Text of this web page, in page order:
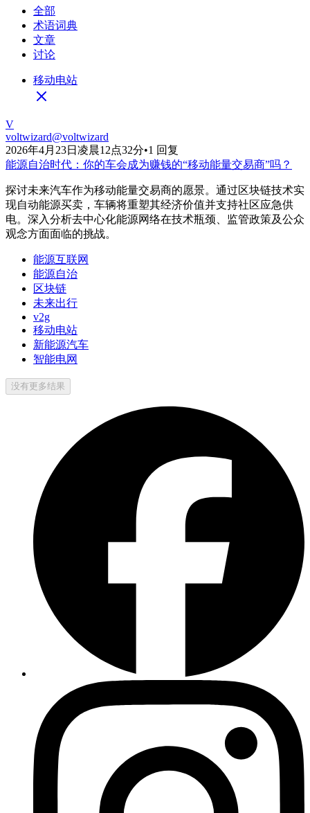
全部
术语词典
文章
讨论
移动电站
V
voltwizard@voltwizard
2026年4月23日凌晨12点32分•1 回复
能源自治时代：你的车会成为赚钱的“移动能量交易商”吗？
探讨未来汽车作为移动能量交易商的愿景。通过区块链技术实
现自动能源买卖，车辆将重塑其经济价值并支持社区应急供
电。深入分析去中心化能源网络在技术瓶颈、监管政策及公众
观念方面面临的挑战。
能源互联网
能源自治
区块链
未来出行
v2g
移动电站
新能源汽车
智能电网
没有更多结果